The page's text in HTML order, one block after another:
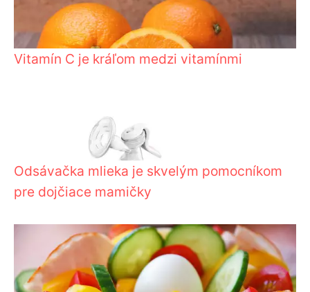
Vitamín C je kráľom medzi vitamínmi
Odsávačka mlieka je skvelým pomocníkom
pre dojčiace mamičky